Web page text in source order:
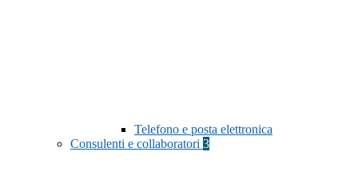
Telefono e posta elettronica
Consulenti e collaboratori 3